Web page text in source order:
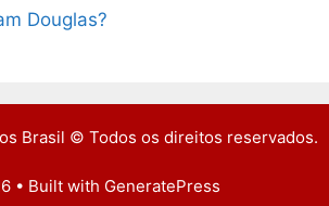
Douglas?
Brasil © Todos os direitos reservados.
• Built with GeneratePress